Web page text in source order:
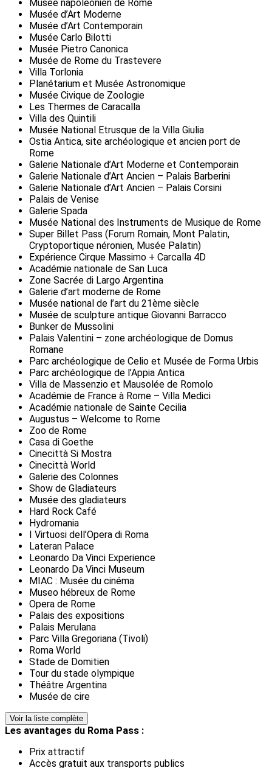
Musée napoléonien de Rome
Musée d’Art Moderne
Musée d’Art Contemporain
Musée Carlo Bilotti
Musée Pietro Canonica
Musée de Rome du Trastevere
Villa Torlonia
Planétarium et Musée Astronomique
Musée Civique de Zoologie
Les Thermes de Caracalla
Villa des Quintili
Musée National Etrusque de la Villa Giulia
Ostia Antica, site archéologique et ancien port de
Rome
Galerie Nationale d’Art Moderne et Contemporain
Galerie Nationale d’Art Ancien – Palais Barberini
Galerie Nationale d’Art Ancien – Palais Corsini
Palais de Venise
Galerie Spada
Musée National des Instruments de Musique de Rome
Super Billet Pass (Forum Romain, Mont Palatin,
Cryptoportique néronien, Musée Palatin)
Expérience Cirque Massimo + Carcalla 4D
Académie nationale de San Luca
Zone Sacrée di Largo Argentina
Galerie d’art moderne de Rome
Musée national de l’art du 21ème siècle
Musée de sculpture antique Giovanni Barracco
Bunker de Mussolini
Palais Valentini – zone archéologique de Domus
Romane
Parc archéologique de Celio et Musée de Forma Urbis
Parc archéologique de l’Appia Antica
Villa de Massenzio et Mausolée de Romolo
Académie de France à Rome – Villa Medici
Académie nationale de Sainte Cecilia
Augustus – Welcome to Rome
Zoo de Rome
Casa di Goethe
Cinecittà Si Mostra
Cinecittà World
Galerie des Colonnes
Show de Gladiateurs
Musée des gladiateurs
Hard Rock Café
Hydromania
I Virtuosi dell’Opera di Roma
Lateran Palace
Leonardo Da Vinci Experience
Leonardo Da Vinci Museum
MIAC : Musée du cinéma
Museo hébreux de Rome
Opera de Rome
Palais des expositions
Palais Merulana
Parc Villa Gregoriana (Tivoli)
Roma World
Stade de Domitien
Tour du stade olympique
Théâtre Argentina
Musée de cire
Voir la liste complète
Les avantages du Roma Pass :
Prix attractif
Accès gratuit aux transports publics